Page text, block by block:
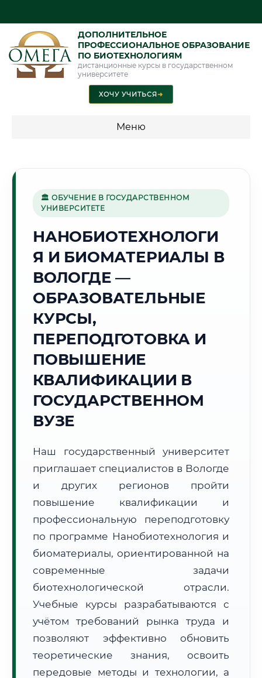
ДОПОЛНИТЕЛЬНОЕ
ПРОФЕССИОНАЛЬНОЕ ОБРАЗОВАНИЕ
ПО БИОТЕХНОЛОГИЯМ
дистанционные курсы в государственном
университете
ХОЧУ УЧИТЬСЯ➜
Меню
❄️
Г. ВОЛОГДА
05:49:23
Погода в г. Вологда:☁️ +13°C ,Пасмурно
🌅 Восход:
📍 Региональная справка
Субъект:
Почтовые индексы:
160000–160999
Часовой пояс:
МСК (UTC+3)
Формат учебы:
Дистанционно
🗺️ Зона обслуживания: г. Вологда
Расчет логистики оригиналов:
~2 592 км
• Экспресс-доставка СДЭК / Почтой:4–6 рабочих дней
📜 Документы и аккредитация ФИС ФРДО
🏛 ОБУЧЕНИЕ В ГОСУДАРСТВЕННОМ
УНИВЕРСИТЕТЕ
НАНОБИОТЕХНОЛОГИ
Я И БИОМАТЕРИАЛЫ В
ВОЛОГДЕ —
ОБРАЗОВАТЕЛЬНЫЕ
КУРСЫ,
ПЕРЕПОДГОТОВКА И
ПОВЫШЕНИЕ
КВАЛИФИКАЦИИ В
ГОСУДАРСТВЕННОМ
ВУЗЕ
Наш государственный университет
приглашает специалистов в Вологде
и других регионов пройти
повышение квалификации и
профессиональную переподготовку
по программе Нанобиотехнология и
биоматериалы, ориентированной на
современные задачи
биотехнологической отрасли.
Учебные курсы разрабатываются с
учётом требований рынка труда и
позволяют эффективно обновить
теоретические знания, освоить
передовые методы и технологии, а